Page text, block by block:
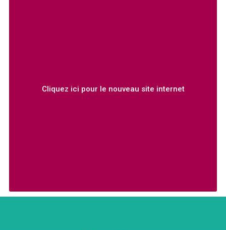
Cliquez ici pour le nouveau site internet